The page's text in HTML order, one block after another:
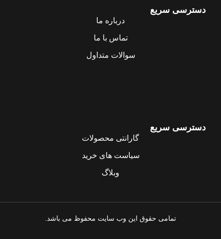
دسترسی سریع
درباره ما
تماس با ما
سوالات متداول
دسترسی سریع
گارانتی محصولات
سیاست های خرید
وبلاگ
تمامی حقوق این وب سایت محفوظ می باشد.